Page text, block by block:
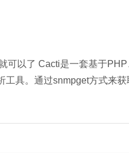
可以了 Cacti是一套基于PHP
工具。通过snmpget方式来获